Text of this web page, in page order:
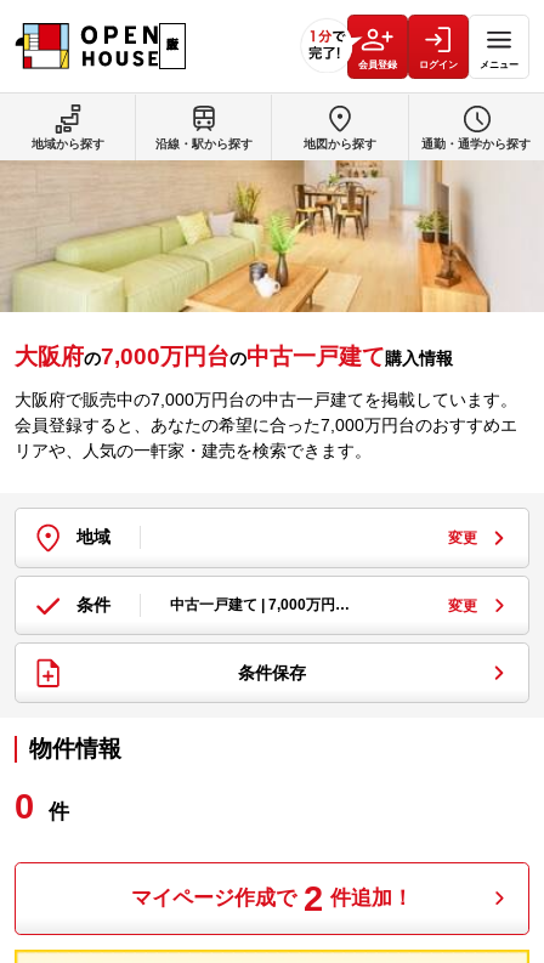
会員登録 ログイン メニュー
大阪府の7,000万円台の中古一戸建て購入情報
大阪府で販売中の7,000万円台の中古一戸建てを掲載しています。
会員登録すると、あなたの希望に合った7,000万円台のおすすめエ
リアや、人気の一軒家・建売を検索できます。
地域 変更
条件 中古一戸建て | 7,000万円… 変更
条件保存
物件情報
0 件
マイページ作成で 2 件追加！
地域から探す 沿線・駅から探す 地図から探す 通勤・通学から探す